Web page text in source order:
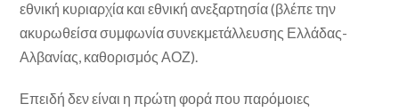
εθνική κυριαρχία και εθνική ανεξαρτησία (βλέπε την
ακυρωθείσα συμφωνία συνεκμετάλλευσης Ελλάδας-
Αλβανίας, καθορισμός ΑΟΖ).
Επειδή δεν είναι η πρώτη φορά που παρόμοιες